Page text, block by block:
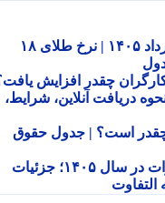
قیمت طلا و سکه امروز دوشنبه ۱۹ مرداد ۱۴۰۵ | نرخ طلای ۱۸
آنلاین، شرایط،
معلمان در سال ۱۴۰۵ چقدر است؟ | جدول حقوق
افزایش حقوق بازنشستگان بانک صادرات در سال ۱۴۰۵؛ جزئیات